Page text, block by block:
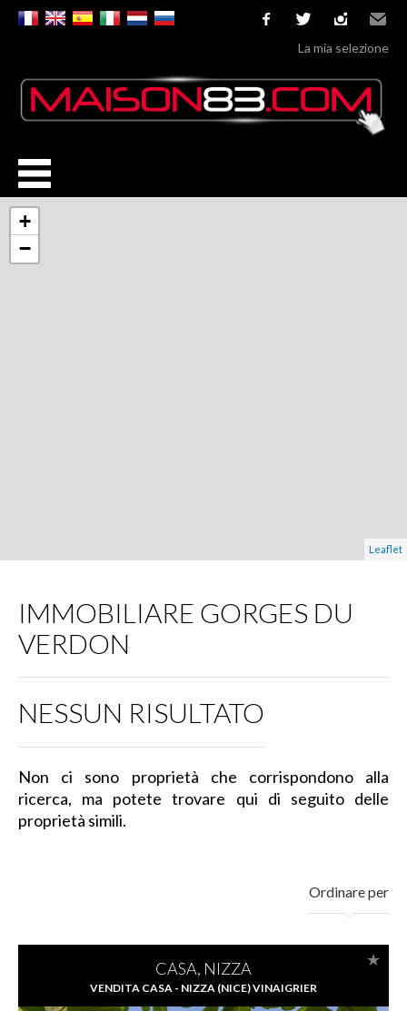
facebooktwitterinstagram
Email
La mia selezione
+
−
Leaflet
IMMOBILIARE GORGES DU
VERDON
NESSUN RISULTATO
Non ci sono proprietà che corrispondono alla
ricerca, ma potete trovare qui di seguito delle
proprietà simili.
Ordinare per
CASA, NIZZA
VENDITA CASA - NIZZA (NICE) VINAIGRIER